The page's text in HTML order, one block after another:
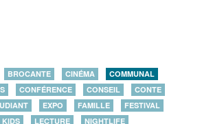
BROCANTE CINÉMA
COMMUNAL
CONFÉRENCE CONSEIL
CONTE
EXPO FAMILLE
FESTIVAL
KIDS LECTURE
NIGHTLIFE